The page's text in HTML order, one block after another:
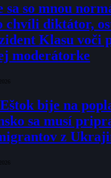
sa so mnou
chvíli diktátor,
Klasu voči
moderátorke
bije na
sa musí
z